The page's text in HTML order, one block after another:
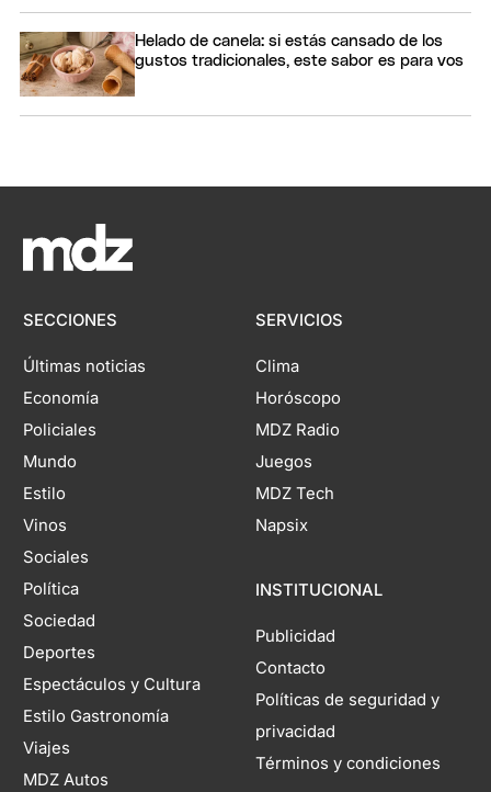
Helado de canela: si estás cansado de los
gustos tradicionales, este sabor es para vos
SECCIONES
Últimas noticias
Economía
Policiales
Mundo
Estilo
Vinos
Sociales
Política
Sociedad
Deportes
Espectáculos y Cultura
Estilo Gastronomía
Viajes
MDZ Autos
SERVICIOS
Clima
Horóscopo
MDZ Radio
Juegos
MDZ Tech
Napsix
INSTITUCIONAL
Publicidad
Contacto
Políticas de seguridad y
privacidad
Términos y condiciones